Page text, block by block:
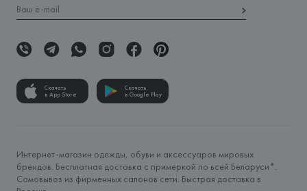
Скачать
в App Store
Скачать
в Google Play
Интернет-магазин одежды, обуви и аксессуаров мировых
брендов. Бесплатная доставка с примеркой по всей Беларуси*.
Самовывоз из фирменных салонов сети. Быстрая доставка в